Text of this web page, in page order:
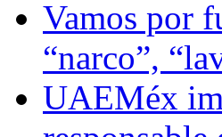
Vamos por
“narco”,
UAEMéx